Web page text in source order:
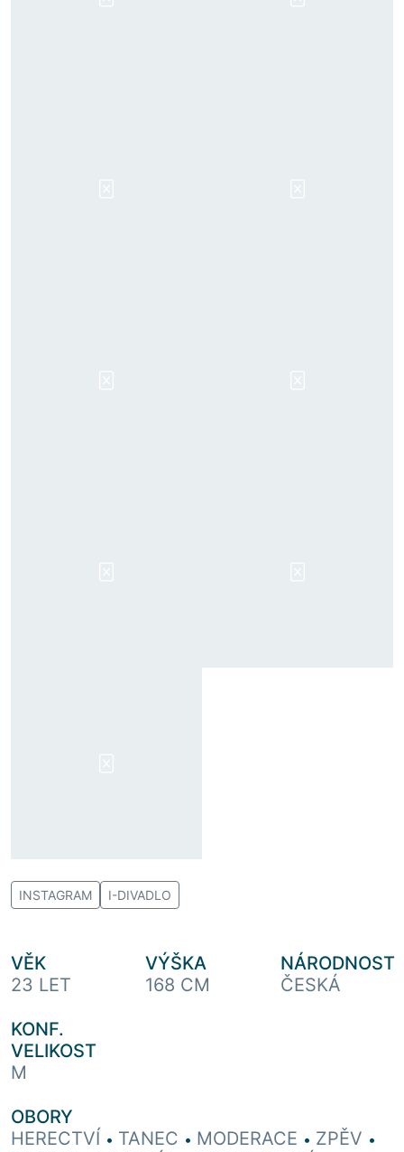
INSTAGRAM I-DIVADLO
VĚK
23 LET
VÝŠKA
168 CM
NÁRODNOST
ČESKÁ
KONF.
VELIKOST
M
OBORY
HERECTVÍ • TANEC • MODERACE • ZPĚV •